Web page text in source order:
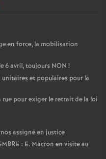
en force, la mobilisation
6 avril, toujours NON !
unitaires et populaires pour la
pour exiger le retrait de la loi
assigné en justice
: E. Macron en visite au